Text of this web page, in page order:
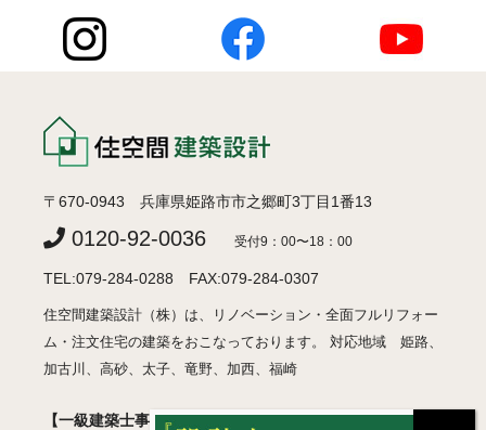
〒670-0943 兵庫県姫路市市之郷町3丁目1番13
0120-92-0036 受付9：00〜18：00
TEL:079-284-0288 FAX:079-284-0307
住空間建築設計（株）は、リノベーション・全面フルリフォー
ム・注文住宅の建築をおこなっております。 対応地域 姫路、
加古川、高砂、太子、竜野、加西、福崎
【一級建築士事務所】 兵庫県知事登録 許可01A05018